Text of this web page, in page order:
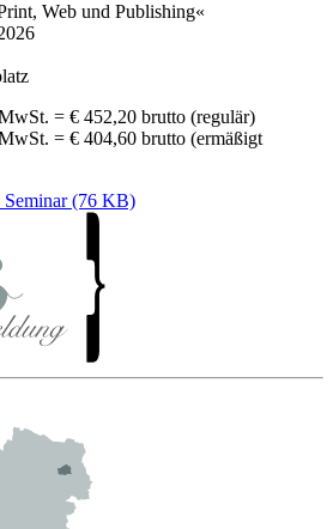
Web und Publishing«
= € 452,20 brutto (regulär)
= € 404,60 brutto (ermäßigt
Seminar (76 KB)